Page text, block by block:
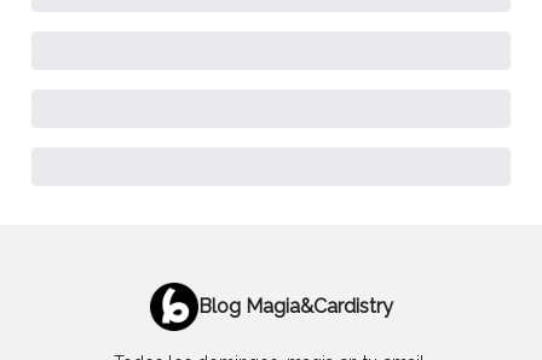
Blog Magia&Cardistry